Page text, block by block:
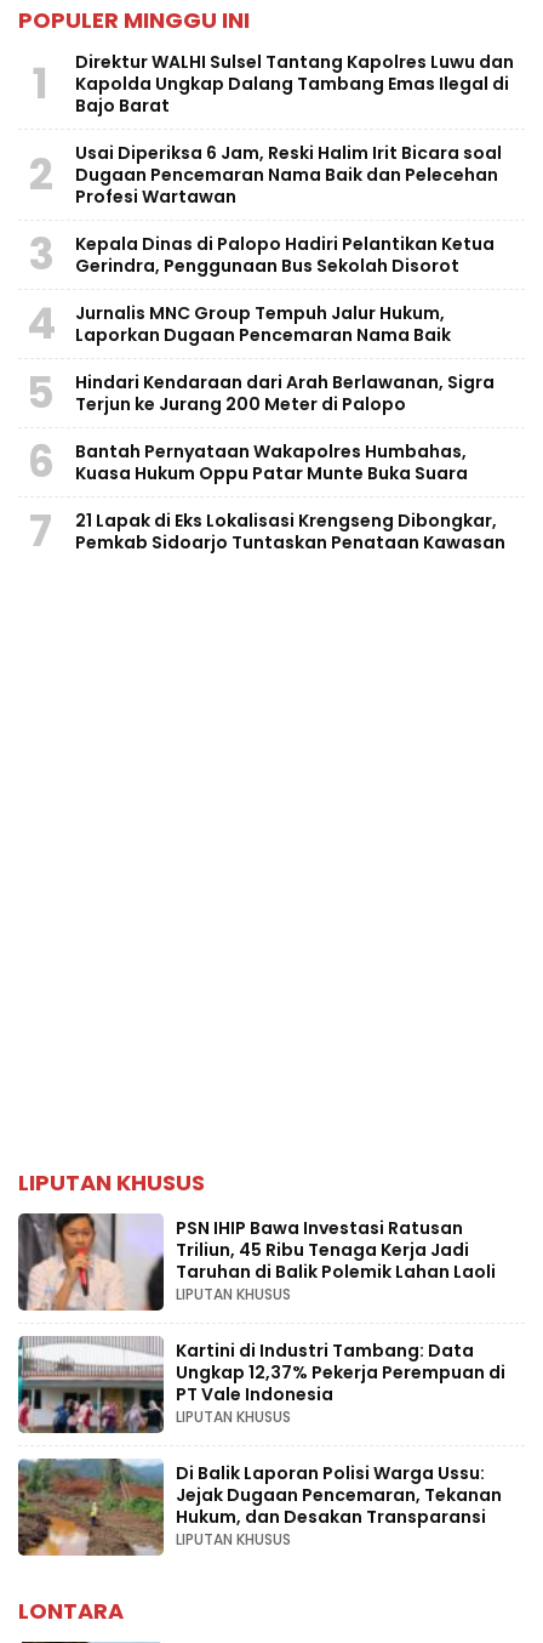
POPULER MINGGU INI
1
Direktur WALHI Sulsel Tantang Kapolres Luwu dan
Kapolda Ungkap Dalang Tambang Emas Ilegal di
Bajo Barat
2
Usai Diperiksa 6 Jam, Reski Halim Irit Bicara soal
Dugaan Pencemaran Nama Baik dan Pelecehan
Profesi Wartawan
3
Kepala Dinas di Palopo Hadiri Pelantikan Ketua
Gerindra, Penggunaan Bus Sekolah Disorot
4
Jurnalis MNC Group Tempuh Jalur Hukum,
Laporkan Dugaan Pencemaran Nama Baik
5
Hindari Kendaraan dari Arah Berlawanan, Sigra
Terjun ke Jurang 200 Meter di Palopo
6
Bantah Pernyataan Wakapolres Humbahas,
Kuasa Hukum Oppu Patar Munte Buka Suara
7
21 Lapak di Eks Lokalisasi Krengseng Dibongkar,
Pemkab Sidoarjo Tuntaskan Penataan Kawasan
LIPUTAN KHUSUS
PSN IHIP Bawa Investasi Ratusan
Triliun, 45 Ribu Tenaga Kerja Jadi
Taruhan di Balik Polemik Lahan Laoli
LIPUTAN KHUSUS
Kartini di Industri Tambang: Data
Ungkap 12,37% Pekerja Perempuan di
PT Vale Indonesia
LIPUTAN KHUSUS
Di Balik Laporan Polisi Warga Ussu:
Jejak Dugaan Pencemaran, Tekanan
Hukum, dan Desakan Transparansi
LIPUTAN KHUSUS
LONTARA